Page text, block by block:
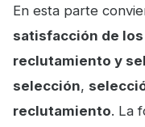
En esta parte
satisfacción de
reclutamiento y
selección,
reclutamiento. La